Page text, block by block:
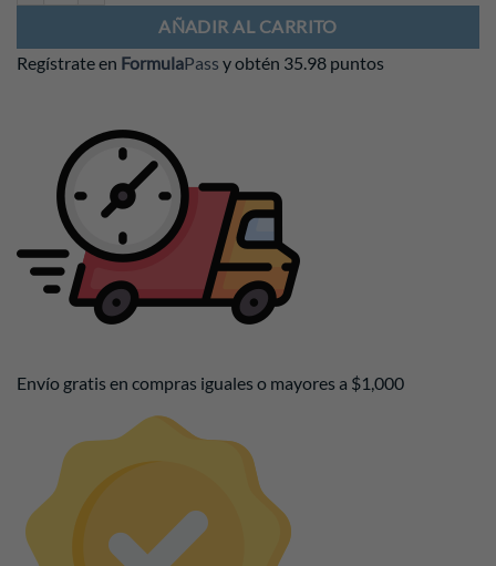
AÑADIR AL CARRITO
Regístrate en FormulaPass y obtén 35.98 puntos
Envío gratis en compras iguales o mayores a $1,000